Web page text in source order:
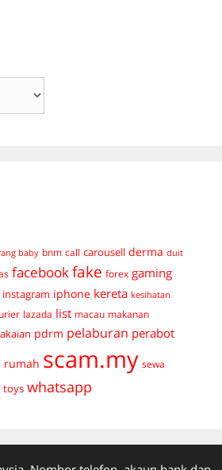
baby bnm call carousell derma duit
facebookfake forex gaming
instagram iphone kereta kesihatan
lazada list macau makanan
pdrm pelaburan perabot
rumah scam.my sewa
toys whatsapp